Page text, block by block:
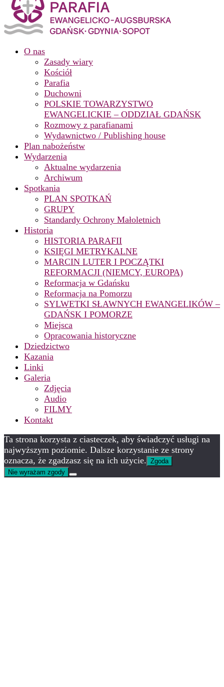
O nas
Zasady wiary
Kościół
Parafia
Duchowni
POLSKIE TOWARZYSTWO
EWANGELICKIE – ODDZIAŁ GDAŃSK
Rozmowy z parafianami
Wydawnictwo / Publishing house
Plan nabożeństw
Wydarzenia
Aktualne wydarzenia
Archiwum
Spotkania
PLAN SPOTKAŃ
GRUPY
Standardy Ochrony Małoletnich
Historia
HISTORIA PARAFII
KSIĘGI METRYKALNE
MARCIN LUTER I POCZĄTKI
REFORMACJI (NIEMCY, EUROPA)
Reformacja w Gdańsku
Reformacja na Pomorzu
SYLWETKI SŁAWNYCH EWANGELIKÓW –
GDAŃSK I POMORZE
Miejsca
Opracowania historyczne
Dziedzictwo
Kazania
Linki
Galeria
Zdjęcia
Audio
FILMY
Kontakt
Ta strona korzysta z ciasteczek, aby świadczyć usługi na
najwyższym poziomie. Dalsze korzystanie ze strony
oznacza, że zgadzasz się na ich użycie. Zgoda
Nie wyrażam zgody